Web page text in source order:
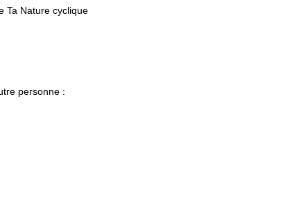
Ta Nature cyclique
personne :